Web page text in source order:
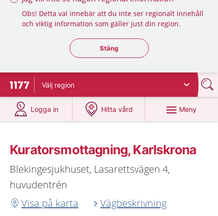
Obs! Detta val innebär att du inte ser regionalt innehåll
och viktig information som gäller just din region.
Stäng regionsväljaren
Stäng
Till startsidan för 1177
Välj region
Logga in
på 1177.se
Hitta vård
på 1177.se
Meny
Kuratorsmottagning, Karlskrona
Blekingesjukhuset, Lasarettsvägen 4,
huvudentrén
Visa på karta
Vägbeskrivning